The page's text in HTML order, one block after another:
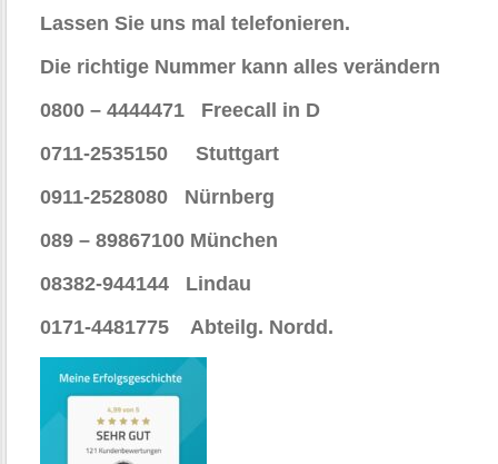
Lassen Sie uns mal telefonieren.
Die richtige Nummer kann alles verändern
0800 – 4444471 Freecall in D
0711-2535150 Stuttgart
0911-2528080 Nürnberg
089 – 89867100 München
08382-944144 Lindau
0171-4481775 Abteilg. Nordd.